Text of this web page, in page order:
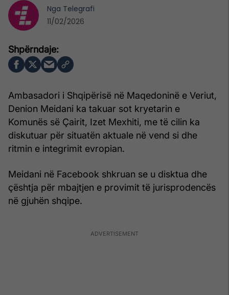
Ambasadori i Shqipërisë në Maqedoninë e Veriut,
Denion Meidani ka takuar sot kryetarin e
Komunës së Çairit, Izet Mexhiti, me të cilin ka
diskutuar për situatën aktuale në vend si dhe
ritmin e integrimit evropian.
Meidani në Facebook shkruan se u disktua dhe
çështja për mbajtjen e provimit të jurisprodencës
në gjuhën shqipe.
Nga Telegrafi
11/02/2026